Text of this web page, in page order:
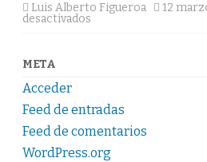
Luis Alberto Figueroa 12
desactivados
de
la
Càmara
Comercio
META
Acceder
Feed de entradas
Feed de comentarios
WordPress.org